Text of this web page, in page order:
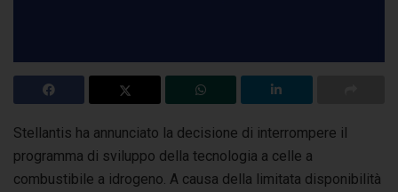
Stellantis ha annunciato la decisione di interrompere il
programma di sviluppo della tecnologia a celle a
combustibile a idrogeno. A causa della limitata disponibilità